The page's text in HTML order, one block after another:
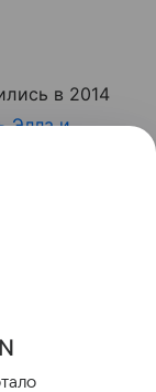
в 2014
Элла и
родились
N